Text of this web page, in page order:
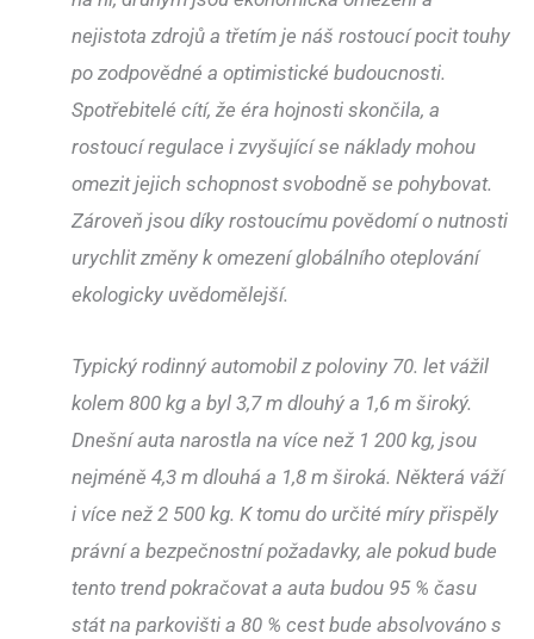
nejistota zdrojů a třetím je náš rostoucí pocit touhy
po zodpovědné a optimistické budoucnosti.
Spotřebitelé cítí, že éra hojnosti skončila, a
rostoucí regulace i zvyšující se náklady mohou
omezit jejich schopnost svobodně se pohybovat.
Zároveň jsou díky rostoucímu povědomí o nutnosti
urychlit změny k omezení globálního oteplování
ekologicky uvědomělejší.
Typický rodinný automobil z poloviny 70. let vážil
kolem 800 kg a byl 3,7 m dlouhý a 1,6 m široký.
Dnešní auta narostla na více než 1 200 kg, jsou
nejméně 4,3 m dlouhá a 1,8 m široká. Některá váží
i více než 2 500 kg. K tomu do určité míry přispěly
právní a bezpečnostní požadavky, ale pokud bude
tento trend pokračovat a auta budou 95 % času
stát na parkovišti a 80 % cest bude absolvováno s